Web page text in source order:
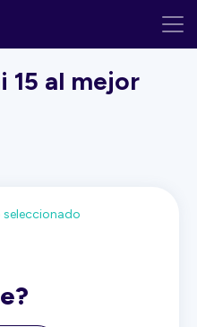
15 al mejor